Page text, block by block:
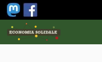
Salta al contenuto principale